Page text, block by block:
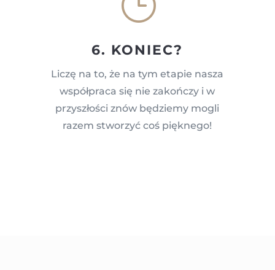
6. KONIEC?
Liczę na to, że na tym etapie nasza
współpraca się nie zakończy i w
przyszłości znów będziemy mogli
razem stworzyć coś pięknego!